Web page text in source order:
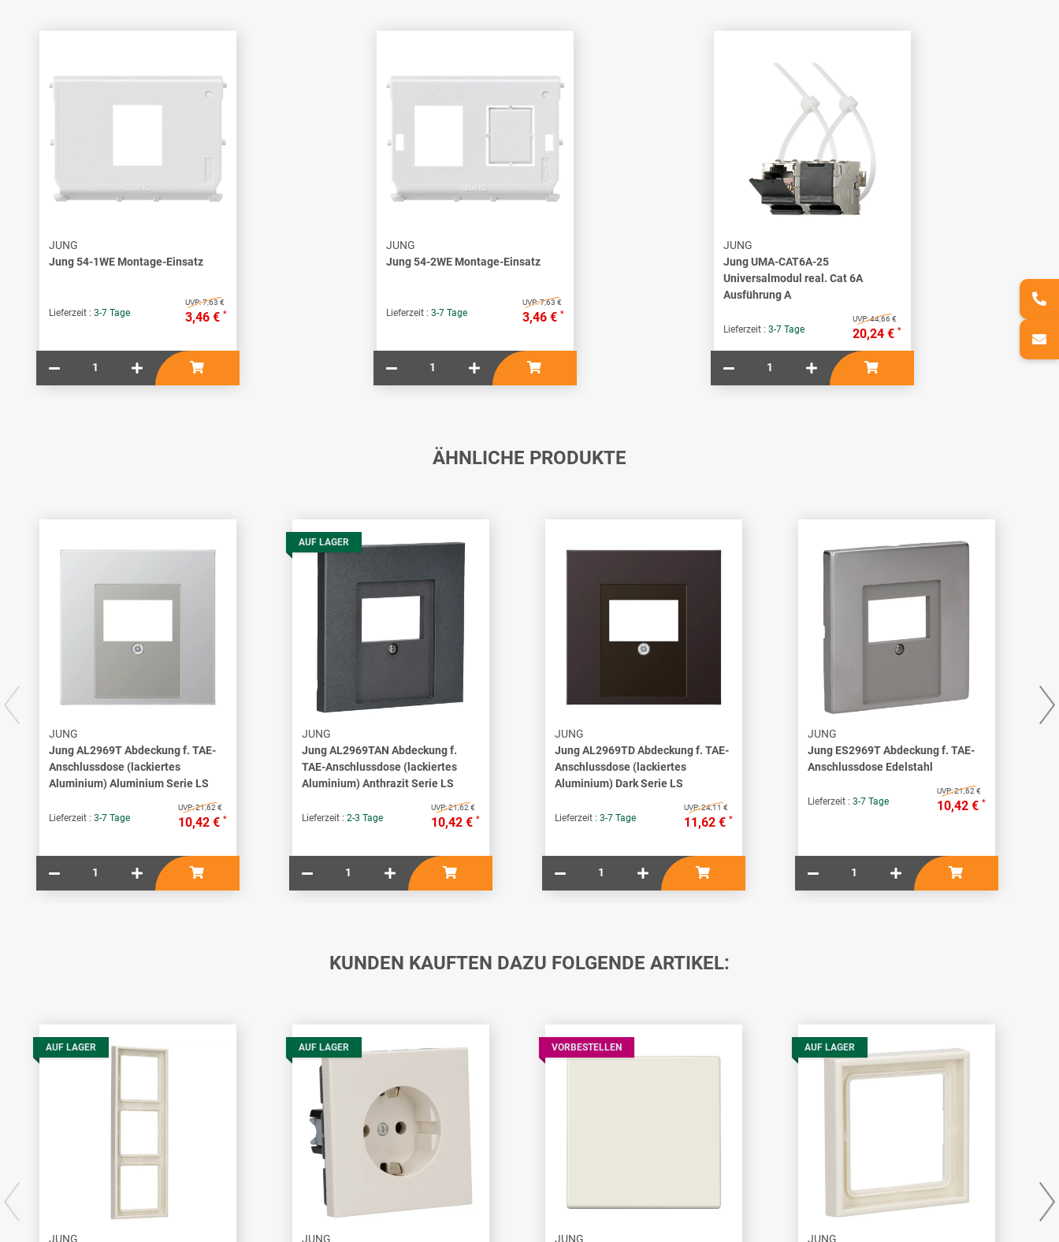
JUNG
Jung 54-1WE Montage-Einsatz
Lieferzeit : 3-7 Tage
UVP:7,63 €
3,46 € *
JUNG
Jung 54-2WE Montage-Einsatz
Lieferzeit : 3-7 Tage
UVP:7,63 €
3,46 € *
JUNG
Jung UMA-CAT6A-25
Universalmodul real. Cat 6A
Ausführung A
Lieferzeit : 3-7 Tage
UVP:44,66 €
20,24 € *
ÄHNLICHE PRODUKTE
JUNG
Jung AL2969T Abdeckung f. TAE-
Anschlussdose (lackiertes
Aluminium) Aluminium Serie LS
Lieferzeit : 3-7 Tage
UVP:21,62 €
10,42 € *
AUF LAGER
JUNG
Jung AL2969TAN Abdeckung f.
TAE-Anschlussdose (lackiertes
Aluminium) Anthrazit Serie LS
Lieferzeit : 2-3 Tage
UVP:21,62 €
10,42 € *
JUNG
Jung AL2969TD Abdeckung f. TAE-
Anschlussdose (lackiertes
Aluminium) Dark Serie LS
Lieferzeit : 3-7 Tage
UVP:24,11 €
11,62 € *
JUNG
Jung ES2969T Abdeckung f. TAE-
Anschlussdose Edelstahl
Lieferzeit : 3-7 Tage
UVP:21,62 €
10,42 € *
KUNDEN KAUFTEN DAZU FOLGENDE ARTIKEL:
AUF LAGER
JUNG
AUF LAGER
JUNG
VORBESTELLEN
JUNG
AUF LAGER
JUNG